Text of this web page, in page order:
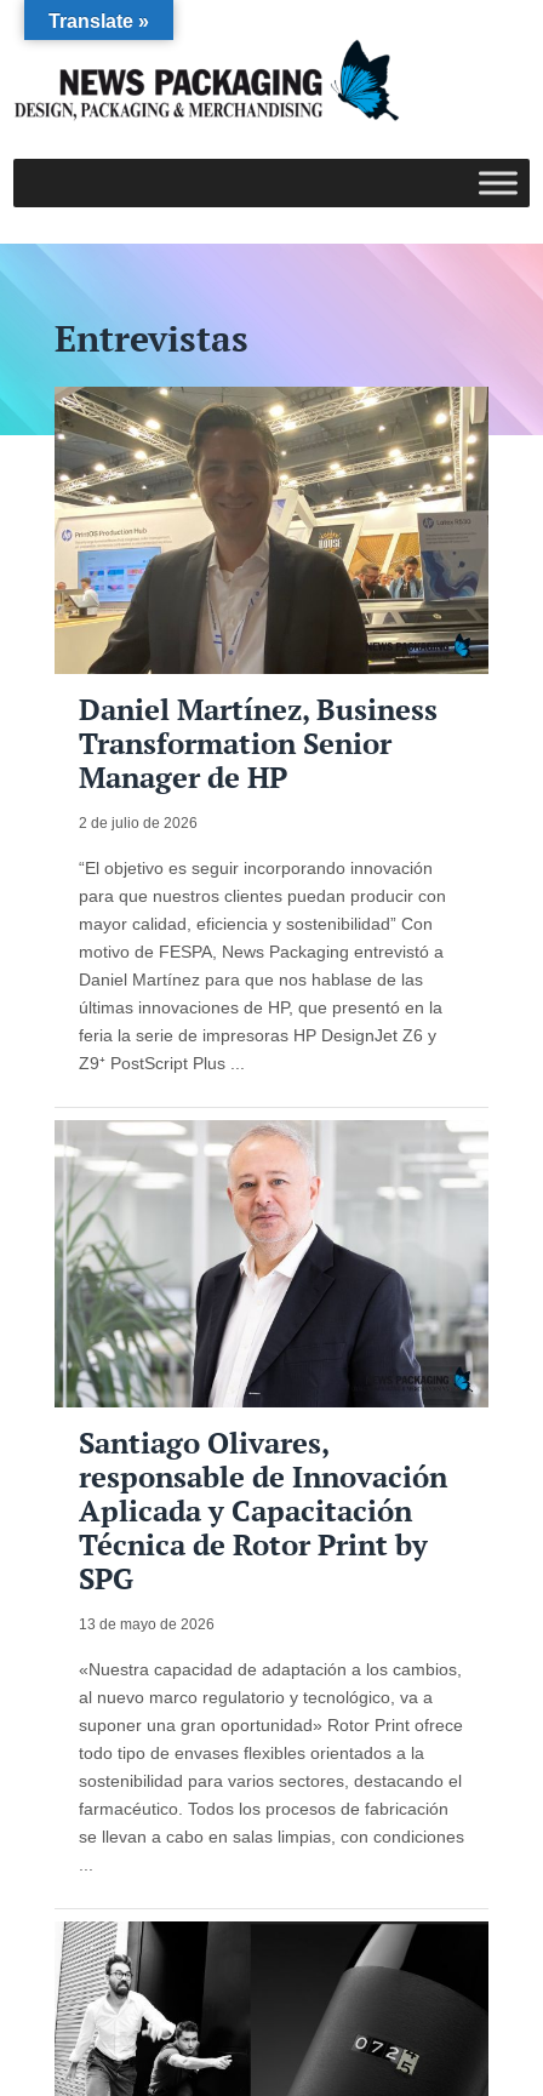
Entrevistas
Daniel Martínez, Business
Transformation Senior
Manager de HP
2 de julio de 2026
“El objetivo es seguir incorporando innovación
para que nuestros clientes puedan producir con
mayor calidad, eficiencia y sostenibilidad” Con
motivo de FESPA, News Packaging entrevistó a
Daniel Martínez para que nos hablase de las
últimas innovaciones de HP, que presentó en la
feria la serie de impresoras HP DesignJet Z6 y
Z9⁺ PostScript Plus ...
Santiago Olivares,
responsable de Innovación
Aplicada y Capacitación
Técnica de Rotor Print by
SPG
13 de mayo de 2026
«Nuestra capacidad de adaptación a los cambios,
al nuevo marco regulatorio y tecnológico, va a
suponer una gran oportunidad» Rotor Print ofrece
todo tipo de envases flexibles orientados a la
sostenibilidad para varios sectores, destacando el
farmacéutico. Todos los procesos de fabricación
se llevan a cabo en salas limpias, con condiciones
...
Translate »